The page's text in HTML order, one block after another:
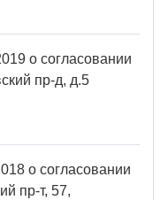
о согласовании
пр-д, д.5
о согласовании
пр-т, 57,